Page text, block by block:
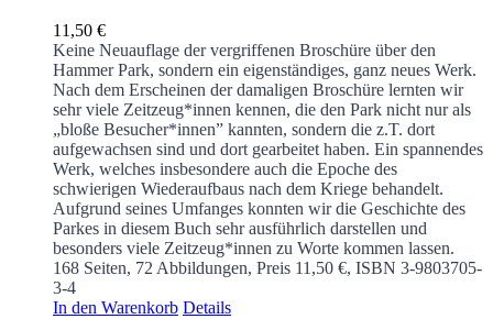
11,50 €
Keine Neuauflage der vergriffenen Broschüre über den
Hammer Park, sondern ein eigenständiges, ganz neues Werk.
Nach dem Erscheinen der damaligen Broschüre lernten wir
sehr viele Zeitzeug*innen kennen, die den Park nicht nur als
„bloße Besucher*innen” kannten, sondern die z.T. dort
aufgewachsen sind und dort gearbeitet haben. Ein spannendes
Werk, welches insbesondere auch die Epoche des
schwierigen Wiederaufbaus nach dem Kriege behandelt.
Aufgrund seines Umfanges konnten wir die Geschichte des
Parkes in diesem Buch sehr ausführlich darstellen und
besonders viele Zeitzeug*innen zu Worte kommen lassen.
168 Seiten, 72 Abbildungen, Preis 11,50 €, ISBN 3-9803705-
3-4
In den Warenkorb Details